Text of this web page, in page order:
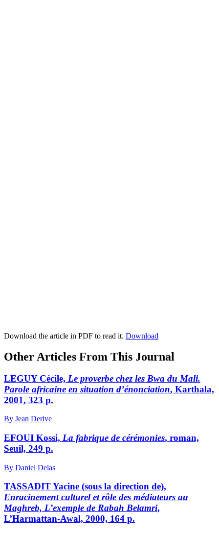
Download the article in PDF to read it. Download
Other Articles From This Journal
LEGUY Cécile, Le proverbe chez les Bwa du Mali.
Parole africaine en situation d’énonciation, Karthala,
2001, 323 p.
By Jean Derive
EFOUI Kossi, La fabrique de cérémonies, roman,
Seuil, 249 p.
By Daniel Delas
TASSADIT Yacine (sous la direction de),
Enracinement culturel et rôle des médiateurs au
Maghreb, L’exemple de Rabah Belamri,
L’Harmattan-Awal, 2000, 164 p.